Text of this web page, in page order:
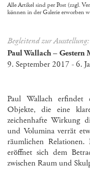
Alle Artikel sind per Post (zzgl.
können in der Galerie erworben
Begleitend zur Ausstellung:
Paul Wallach – Gestern
9. September 2017 - 6.
Paul Wallach erfindet
Objekte, die eine
zeichenhafte Wirkung
und Volumina verrät
räumlichen
eröffnet sich dem
zwischen Raum und